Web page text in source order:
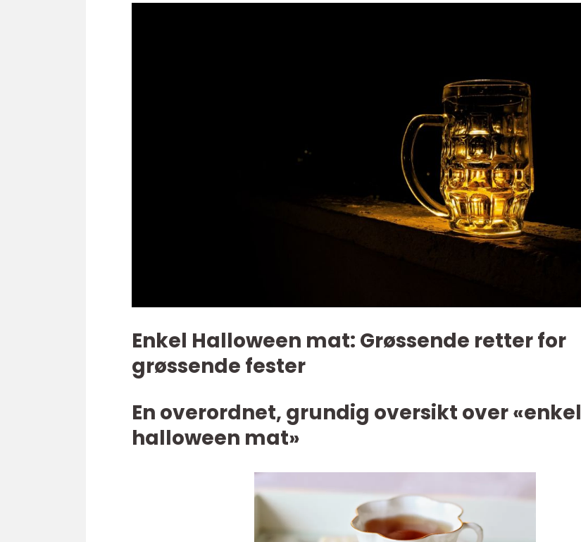
Enkel Halloween mat: Grøssende retter for
grøssende fester
En overordnet, grundig oversikt over «enkel
halloween mat»